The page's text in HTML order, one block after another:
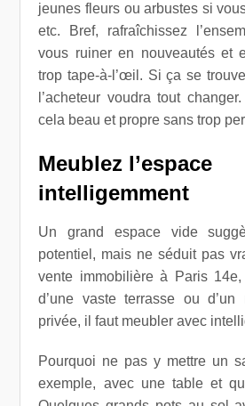
jeunes fleurs ou arbustes si
etc. Bref, rafraîchissez
vous ruiner en nouveautés et
trop tape-à-l’œil. Si ça se
l’acheteur voudra tout
cela beau et propre sans trop
Meublez l’espace
intelligemment
Un grand espace vide
potentiel, mais ne séduit pas
vente immobilière à Paris
d’une vaste terrasse ou
privée, il faut meubler avec
Pourquoi ne pas y mettre un
exemple, avec une table et